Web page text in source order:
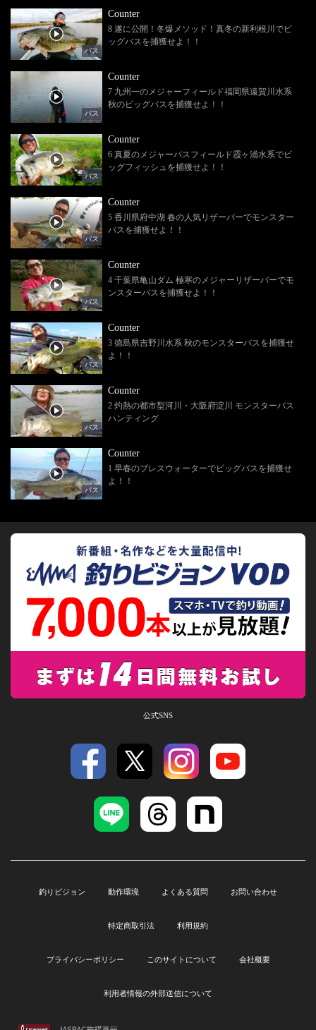
バス
Counter
8 遂に公開！冬爆メソッド！真冬の新利根川でビ
ッグバスを捕獲せよ！！
バス
Counter
7 九州一のメジャーフィールド福岡県遠賀川水系
秋のビッグバスを捕獲せよ！！
バス
Counter
6 真夏のメジャーバスフィールド霞ヶ浦水系でビ
ッグフィッシュを捕獲せよ！！
バス
Counter
5 香川県府中湖 春の人気リザーバーでモンスター
バスを捕獲せよ！！
バス
Counter
4 千葉県亀山ダム 極寒のメジャーリザーバーでモ
ンスターバスを捕獲せよ！！
バス
Counter
3 徳島県吉野川水系 秋のモンスターバスを捕獲せ
よ！！
バス
Counter
2 灼熱の都市型河川・大阪府淀川 モンスターバス
ハンティング
バス
Counter
1 早春のブレスウォーターでビッグバスを捕獲せ
よ！！
公式SNS
釣りビジョン 動作環境 よくある質問 お問い合わせ
特定商取引法 利用規約
プライバシーポリシー このサイトについて 会社概要
利用者情報の外部送信について